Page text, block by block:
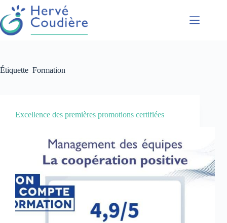
Conférences
Étiquette Formation
Excellence des premières promotions certifiées